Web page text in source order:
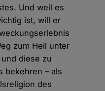
Und weil es
ist, will er
zum Heil unter
diese zu
bekehren – als
des